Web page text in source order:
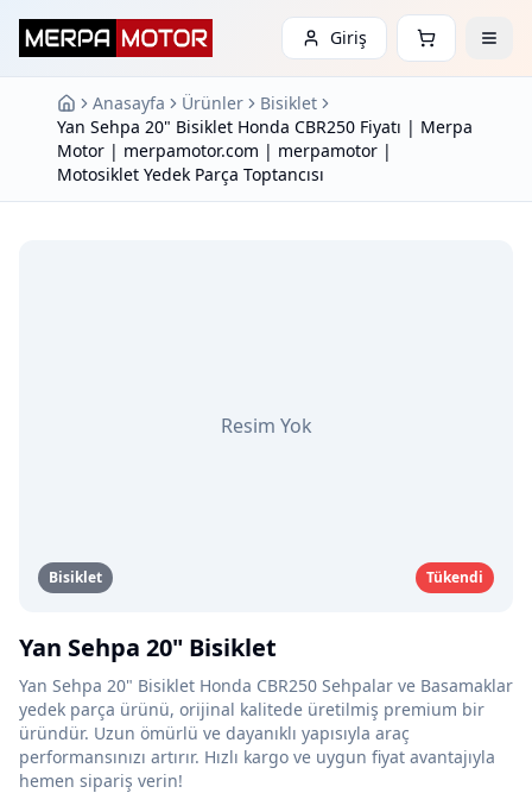
Giriş
Anasayfa Ürünler
Bisiklet
Yan Sehpa 20" Bisiklet Honda CBR250 Fiyatı | Merpa
Motor | merpamotor.com | merpamotor |
Motosiklet Yedek Parça Toptancısı
Bisiklet Tükendi
Resim Yok
Yan Sehpa 20" Bisiklet
Yan Sehpa 20" Bisiklet Honda CBR250 Sehpalar ve Basamaklar
yedek parça ürünü, orijinal kalitede üretilmiş premium bir
üründür. Uzun ömürlü ve dayanıklı yapısıyla araç
performansınızı artırır. Hızlı kargo ve uygun fiyat avantajıyla
hemen sipariş verin!